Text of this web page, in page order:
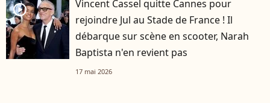
player2
Vincent Cassel quitte Cannes pour
rejoindre Jul au Stade de France ! Il
débarque sur scène en scooter, Narah
Baptista n'en revient pas
17 mai 2026